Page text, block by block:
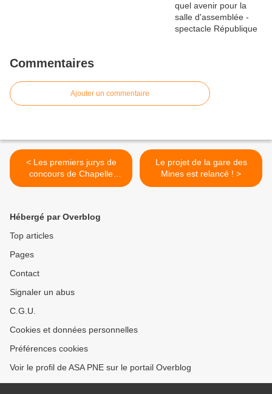
Commentaires
Ajouter un commentaire
< Les premiers jurys de
concours de Chapelle
International
Le projet de la gare des
Mines est relancé ! >
Hébergé par Overblog
Top articles
Pages
Contact
Signaler un abus
C.G.U.
Cookies et données personnelles
Préférences cookies
Voir le profil de ASA PNE sur le portail Overblog